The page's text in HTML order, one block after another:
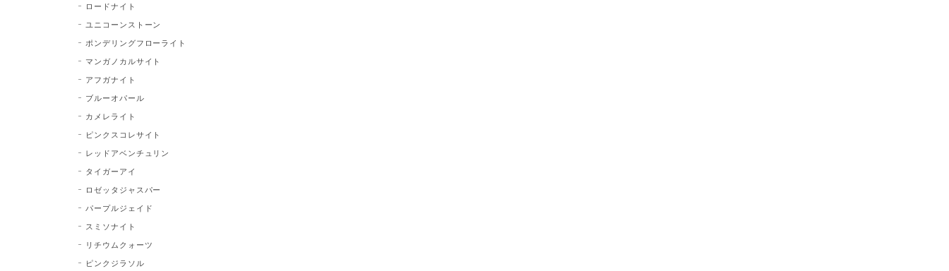
ロードナイト
ユニコーンストーン
ポンデリングフローライト
マンガノカルサイト
アフガナイト
ブルーオパール
カメレライト
ピンクスコレサイト
レッドアベンチュリン
タイガーアイ
ロゼッタジャスパー
パープルジェイド
スミソナイト
リチウムクォーツ
ピンクジラソル